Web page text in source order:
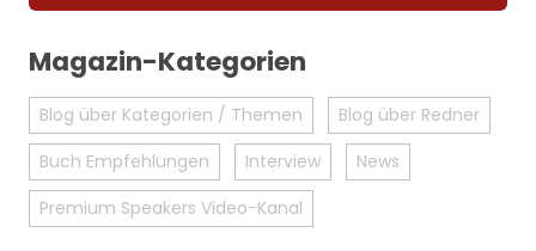
Magazin-Kategorien
Blog über Kategorien / Themen
Blog über Redner
Buch Empfehlungen
Interview
News
Premium Speakers Video-Kanal